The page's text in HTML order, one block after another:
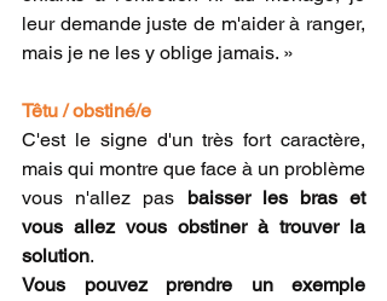
leur demande juste de m'aider à ranger,
mais je ne les y oblige jamais. »
Têtu / obstiné/e
C'est le signe d'un très fort caractère,
mais qui montre que face à un problème
vous n'allez pas baisser les bras et
vous allez vous obstiner à trouver la
solution.
Vous pouvez prendre un exemple